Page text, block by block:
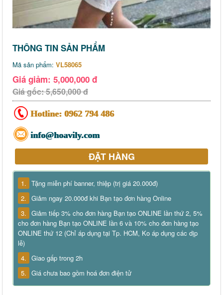
THÔNG TIN SẢN PHẨM
Mã sản phẩm: VL58065
Giá giảm: 5,000,000 đ
Giá gốc: 5,650,000 đ
Hotline: 0962 794 486
info@hoavily.com
ĐẶT HÀNG
1. Tặng miễn phí banner, thiệp (trị giá 20.000đ)
2. Giảm ngay 20.000đ khi Bạn tạo đơn hàng Online
3. Giảm tiếp 3% cho đơn hàng Bạn tạo ONLINE lần thứ 2, 5%
cho đơn hàng Bạn tạo ONLINE lần 6 và 10% cho đơn hàng tạo
ONLINE thứ 12 (Chỉ áp dụng tại Tp. HCM, Ko áp dụng các dịp
lễ)
4. Giao gấp trong 2h
5. Giá chưa bao gồm hoá đơn điện tử